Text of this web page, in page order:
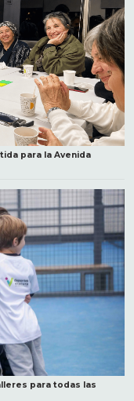
para la Avenida
para todas las